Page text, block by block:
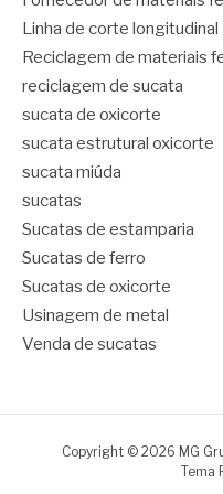
Linha de corte longitudinal
Reciclagem de materiais
reciclagem de sucata
sucata de oxicorte
sucata estrutural oxicorte
sucata miúda
sucatas
Sucatas de estamparia
Sucatas de ferro
Sucatas de oxicorte
Usinagem de metal
Venda de sucatas
Copyright © 2026 MG
Tema